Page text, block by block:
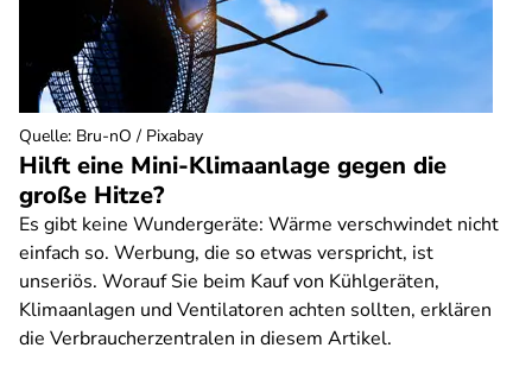
Hilft eine Mini-Klimaanlage gegen die
große Hitze?
Es gibt keine Wundergeräte: Wärme verschwindet nicht
einfach so. Werbung, die so etwas verspricht, ist
unseriös. Worauf Sie beim Kauf von Kühlgeräten,
Klimaanlagen und Ventilatoren achten sollten, erklären
die Verbraucherzentralen in diesem Artikel.
Quelle: Bru-nO / Pixabay